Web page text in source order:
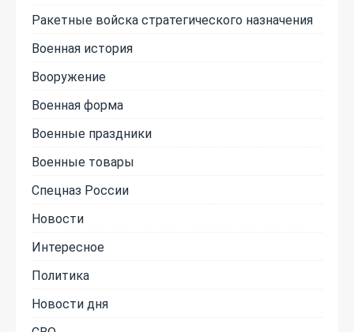
Ракетные войска стратегического назначения
Военная история
Вооружение
Военная форма
Военные праздники
Военные товары
Спецназ России
Новости
Интересное
Политика
Новости дня